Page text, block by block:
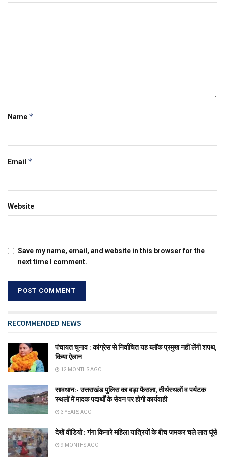
Name *
Email *
Website
Save my name, email, and website in this browser for the
next time I comment.
RECOMMENDED NEWS
पंचायत चुनाव : कांग्रेस से निर्वाचित यह ब्लॉक प्रमुख नहीं लेंगी शपथ,
किया ऐलान
12 MONTHS AGO
सावधान:- उत्तराखंड पुलिस का बड़ा फैसला, तीर्थस्थलों व पर्यटक
स्थलों में मादक पदार्थों के सेवन पर होगी कार्यवाही
3 YEARS AGO
देखें वीडियो : गंगा किनारे महिला यात्रियों के बीच जमकर चले लात घूंसे
9 MONTHS AGO